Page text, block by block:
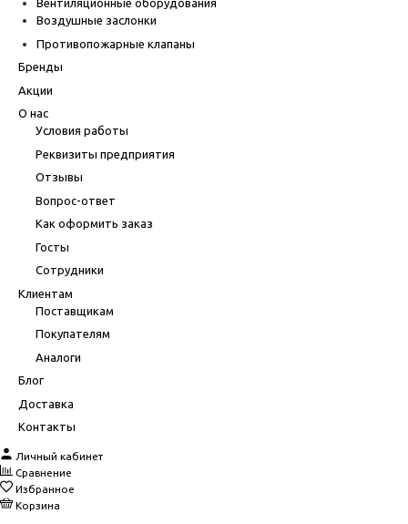
Вентиляционные оборудования
Воздушные заслонки
Противопожарные клапаны
Бренды
Акции
О нас
Условия работы
Реквизиты предприятия
Отзывы
Вопрос-ответ
Как оформить заказ
Госты
Сотрудники
Клиентам
Поставщикам
Покупателям
Аналоги
Блог
Доставка
Контакты
Личный кабинет
Сравнение
Избранное
Корзина